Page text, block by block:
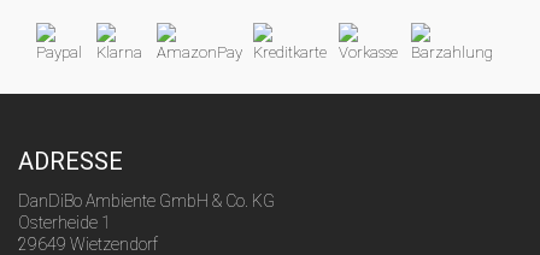
ADRESSE
DanDiBo Ambiente GmbH & Co. KG
Osterheide 1
29649 Wietzendorf